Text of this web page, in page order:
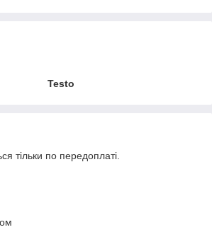
Testo
тільки по передоплаті.